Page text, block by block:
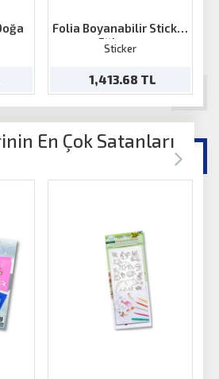
Folia Boyanabilir Sticker
Eğlence
Sticker
1,413.68 TL
En Çok Satanları